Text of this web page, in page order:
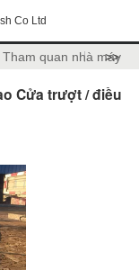
Co Ltd
Tham quan nhà máy
>>
Cửa trượt / điều